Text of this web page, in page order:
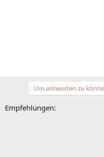
Um antworten zu
Empfehlungen: